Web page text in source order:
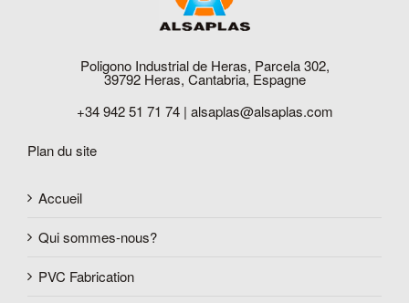
Poligono Industrial de Heras, Parcela 302,
39792 Heras, Cantabria, Espagne
+34 942 51 71 74 | alsaplas@alsaplas.com
Plan du site
Accueil
Qui sommes-nous?
PVC Fabrication